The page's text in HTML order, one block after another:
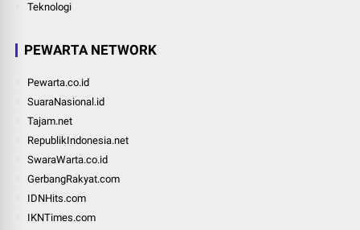
Teknologi
PEWARTA NETWORK
Pewarta.co.id
SuaraNasional.id
Tajam.net
RepublikIndonesia.net
SwaraWarta.co.id
GerbangRakyat.com
IDNHits.com
IKNTimes.com